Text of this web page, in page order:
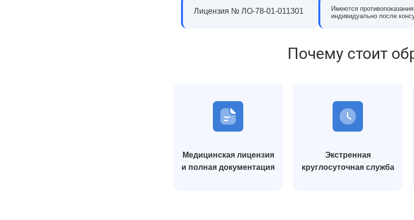
Лицензия № ЛО-78-01-011301
Имеются
индивидуально после
Почему стоит
Медицинская лицензия
и полная документация
Экстренная
круглосуточная служба